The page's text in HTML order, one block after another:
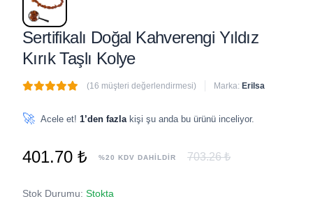
Sertifikalı Doğal Kahverengi Yıldız
Kırık Taşlı Kolye
(16 müşteri değerlendirmesi) Marka: Erilsa
🚀 Acele et! 1’den fazla kişi şu anda bu ürünü inceliyor.
401.70 ₺ %20 KDV DAHİLDİR 703.26 ₺
Stok Durumu: Stokta